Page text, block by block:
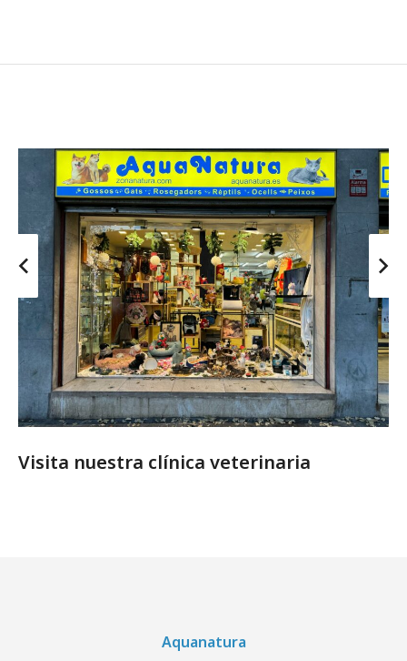
Visita nuestra clínica veterinaria
Aquanatura